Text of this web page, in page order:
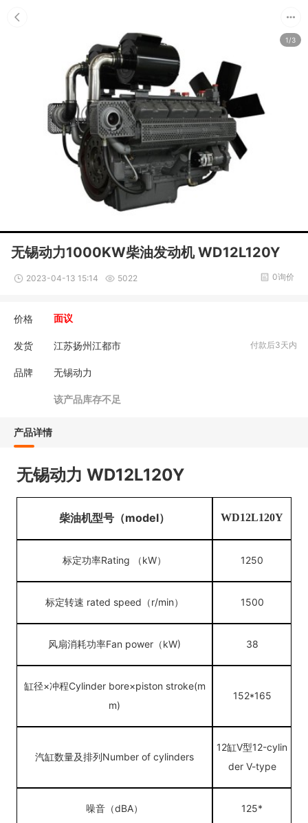
1/3
无锡动力1000KW柴油发动机 WD12L120Y
2023-04-13 15:14 5022 0询价
价格 面议
发货 江苏扬州江都市 付款后3天内
品牌 无锡动力
该产品库存不足
产品详情
无锡动力 WD12L120Y
柴油机型号（model） WD12L120Y
标定功率Rating （kW） 1250
标定转速 rated speed（r/min） 1500
风扇消耗功率Fan power（kW) 38
缸径×冲程Cylinder bore×piston stroke(m
m)
152*165
汽缸数量及排列Number of cylinders
12缸V型12-cylin
der V-type
噪音（dBA） 125*